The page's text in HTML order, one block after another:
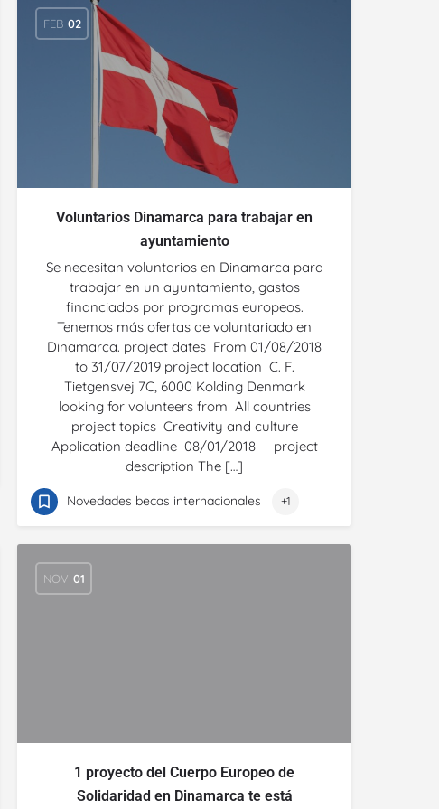
FEB 02
Voluntarios Dinamarca para trabajar en
ayuntamiento
Se necesitan voluntarios en Dinamarca para
trabajar en un ayuntamiento, gastos
financiados por programas europeos.
Tenemos más ofertas de voluntariado en
Dinamarca. project dates From 01/08/2018
to 31/07/2019 project location C. F.
Tietgensvej 7C, 6000 Kolding Denmark
looking for volunteers from All countries
project topics Creativity and culture
Application deadline 08/01/2018 project
description The […]
Novedades becas internacionales +1
NOV 01
1 proyecto del Cuerpo Europeo de
Solidaridad en Dinamarca te está